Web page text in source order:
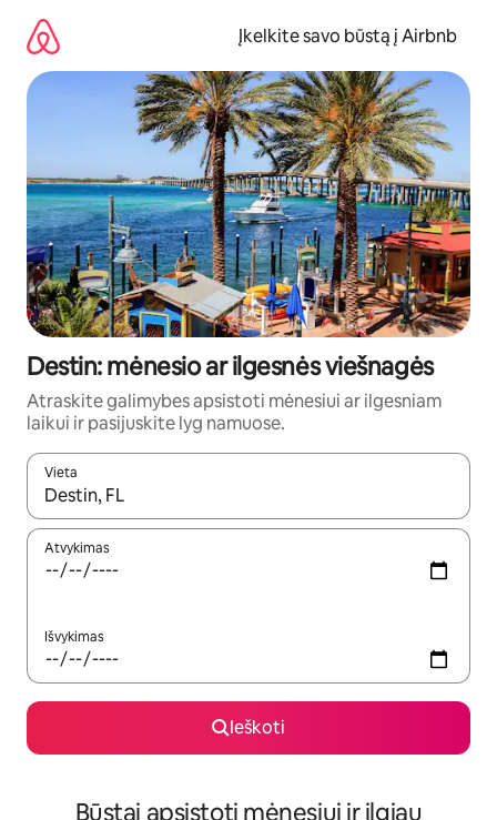
turinio
Įkelkite savo būstą į Airbnb
Destin: mėnesio ar ilgesnės viešnagės
Atraskite galimybes apsistoti mėnesiui ar ilgesniam
laikui ir pasijuskite lyg namuose.
Vieta
Kai pasirodys paieškos rezultatai, juos naršyti galite
Atvykimas
Išvykimas
Ieškoti
Būstai apsistoti mėnesiui ir ilgiau